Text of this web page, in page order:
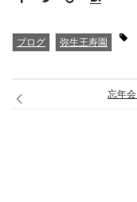
ブログ 弥生王寿園
忘年